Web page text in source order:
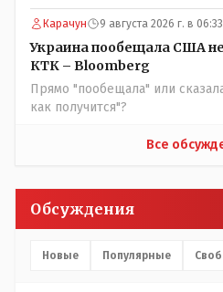
Назарбаева, особенно в
некоторых вопросах
Назарбай волевым Указом
состав. Имя - Серикболсын
юывший секретарь ЦК КП
депутат Верховного Совета и
партии коммунстов- он в то
НЕОДНОКРАТНО, указывал и
Назарбая и предлагал ему
Карачун 9 августа 2026 г. в 06:33
Украина пообещала США
КТК – Bloomberg
Прямо "пообещала" или
как получится"?
Все
Обсуждения
Новые Популярные